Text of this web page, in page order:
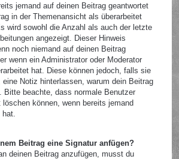
jemand auf deinen Beitrag geantwortet
in der Themenansicht als überarbeitet
wird sowohl die Anzahl als auch der letzte
angezeigt. Dieser Hinweis
noch niemand auf deinen Beitrag
wenn ein Administrator oder Moderator
hat. Diese können jedoch, falls sie
Notiz hinterlassen, warum dein Beitrag
Bitte beachte, dass normale Benutzer
können, wenn bereits jemand
Beitrag eine Signatur anfügen?
deinen Beitrag anzufügen, musst du